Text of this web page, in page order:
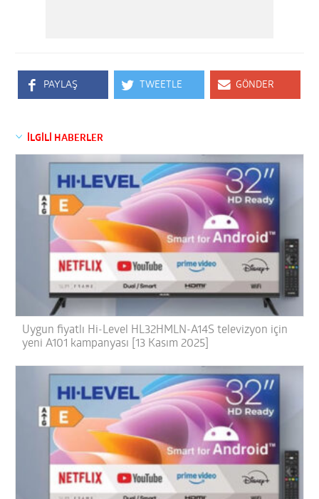
PAYLAŞ TWEETLE GÖNDER
İLGİLİ HABERLER
Uygun fiyatlı Hi-Level HL32HMLN-A14S televizyon için
yeni A101 kampanyası [13 Kasım 2025]